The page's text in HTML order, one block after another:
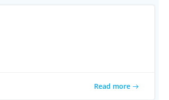
Read more